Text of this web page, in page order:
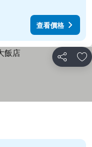
查看價格
分享 放